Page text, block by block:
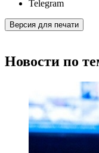
Telegram
Версия для печати
Новости по